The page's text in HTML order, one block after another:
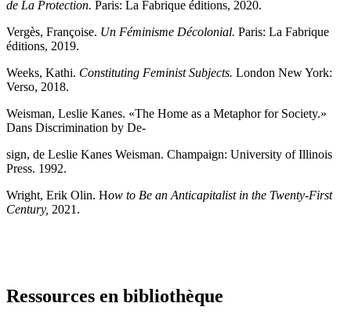
de La Protection. Paris: La Fabrique éditions, 2020.
Vergès, Françoise. Un Féminisme Décolonial. Paris: La Fabrique
éditions, 2019.
Weeks, Kathi. Constituting Feminist Subjects. London New York:
Verso, 2018.
Weisman, Leslie Kanes. «The Home as a Metaphor for Society.»
Dans Discrimination by De-
sign, de Leslie Kanes Weisman. Champaign: University of Illinois
Press. 1992.
Wright, Erik Olin. How to Be an Anticapitalist in the Twenty-First
Century, 2021.
Ressources en bibliothèque